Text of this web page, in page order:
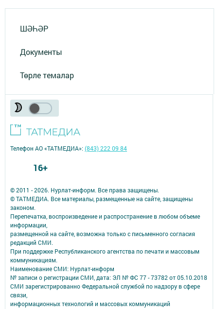
ШӘҺӘР
Документы
Төрле темалар
© 2011 - 2026. Нурлат-⁠информ. Все права защищены.
© ТАТМЕДИА. Все материалы, размещенные на сайте, защищены
законом.
Перепечатка, воспроизведение и распространение в любом объеме
информации,
размещенной на сайте, возможна только с письменного согласия
редакций СМИ.
При поддержке Республиканского агентства по печати и массовым
коммуникациям.
Наименование СМИ: Нурлат-⁠информ
№ записи о регистрации СМИ, дата: ЭЛ № ФС 77 -⁠ 73782 от 05.10.2018
СМИ зарегистрированно Федеральной службой по надзору в сфере
связи,
информационных технологий и массовых коммуникаций
Телефон АО «ТАТМЕДИА»:(843) 222 09 84
16+